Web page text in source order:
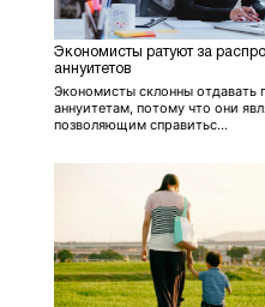
Экономисты ратуют за
аннуитетов
Экономисты склонны отдавать
аннуитетам, потому что они
позволяющим справитьс...